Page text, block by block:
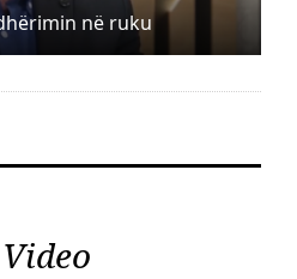
në ruku
Video